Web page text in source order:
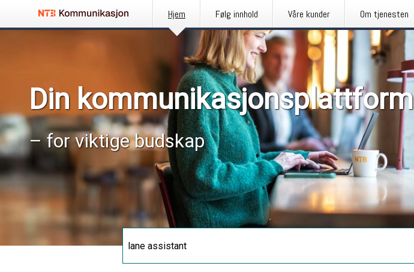
Hjem Følg innhold Våre kunder Om tjenesten
Din kommunikasjonsplattform
– for viktige budskap